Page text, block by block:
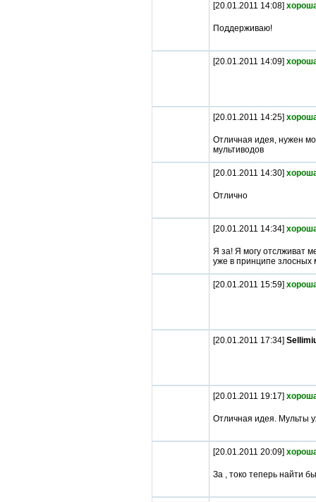
[20.01.2011 14:08]
Поддерживаю!
[20.01.2011 14:09]
[20.01.2011 14:25]
Отличная идея, нужен
мультиводов
[20.01.2011 14:30]
Отлично
[20.01.2011 14:34]
Я за! Я могу отслживат
уже в принципе злосных
[20.01.2011 15:59]
[20.01.2011 17:34]
[20.01.2011 19:17]
Отличная идея. Мульты
[20.01.2011 20:09]
За , токо теперь найти